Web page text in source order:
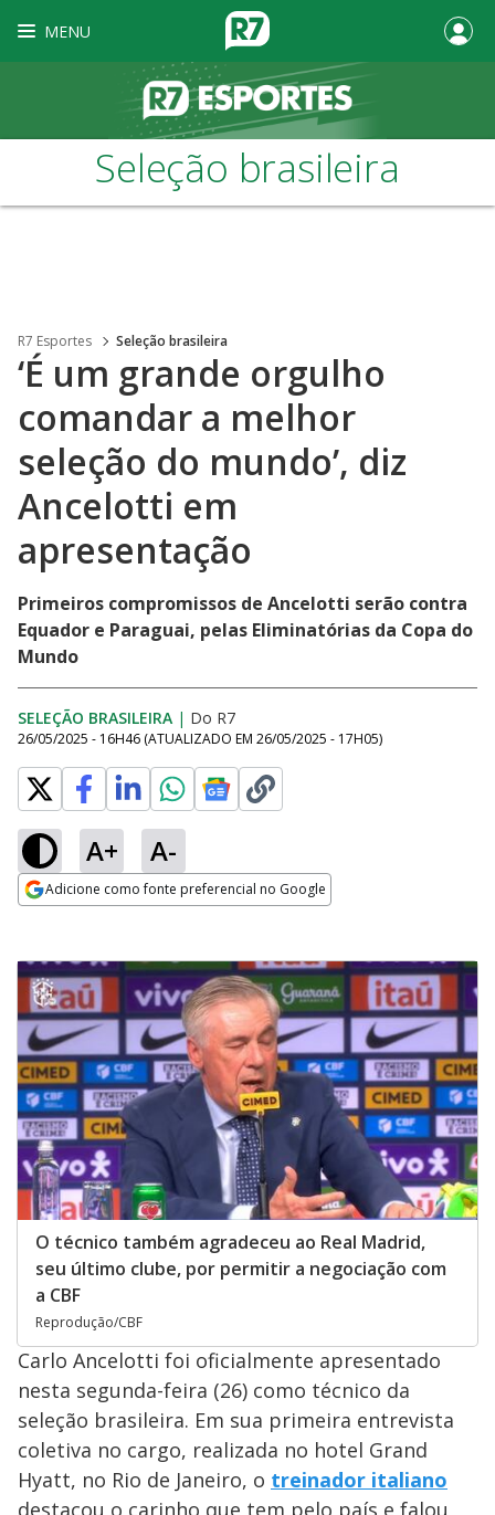
MENU
Seleção brasileira
R7 Esportes Seleção brasileira
‘É um grande orgulho
comandar a melhor
seleção do mundo’, diz
Ancelotti em
apresentação
Primeiros compromissos de Ancelotti serão contra
Equador e Paraguai, pelas Eliminatórias da Copa do
Mundo
SELEÇÃO BRASILEIRA | Do R7
26/05/2025 - 16H46 (ATUALIZADO EM 26/05/2025 - 17H05)
A+ A-
Adicione como fonte preferencial no Google
O técnico também agradeceu ao Real Madrid,
seu último clube, por permitir a negociação com
a CBF
Reprodução/CBF
Carlo Ancelotti foi oficialmente apresentado
nesta segunda-feira (26) como técnico da
seleção brasileira. Em sua primeira entrevista
coletiva no cargo, realizada no hotel Grand
Hyatt, no Rio de Janeiro, o treinador italiano